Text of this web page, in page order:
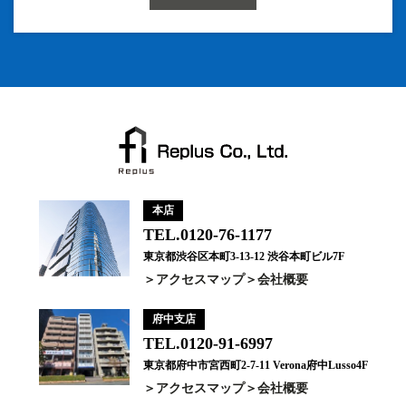
本店
TEL.0120-76-1177
東京都渋谷区本町3-13-12 渋谷本町ビル7F
アクセスマップ 会社概要
府中支店
TEL.0120-91-6997
東京都府中市宮西町2-7-11 Verona府中Lusso4F
アクセスマップ 会社概要